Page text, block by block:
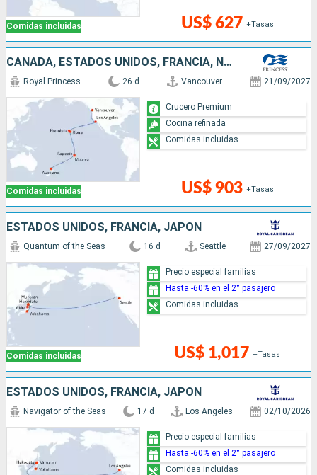
Comidas incluidas US$ 627 +Tasas
CANADÁ, ESTADOS UNIDOS, FRANCIA, NUEVA ZELANDA
Comidas incluidas
Royal Princess 26 d Vancouver 21/09/2027
US$ 903 +Tasas
Crucero Premium
Cocina refinada
Comidas incluidas
ESTADOS UNIDOS, FRANCIA, JAPÓN
Comidas incluidas
Quantum of the Seas 16 d Seattle 27/09/2027
US$ 1,017 +Tasas
Precio especial familias
Hasta -60% en el 2° pasajero
Comidas incluidas
ESTADOS UNIDOS, FRANCIA, JAPÓN
Navigator of the Seas 17 d Los Angeles 02/10/2026
Precio especial familias
Hasta -60% en el 2° pasajero
Comidas incluidas